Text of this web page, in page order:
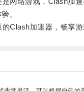
。
加速器，畅享游